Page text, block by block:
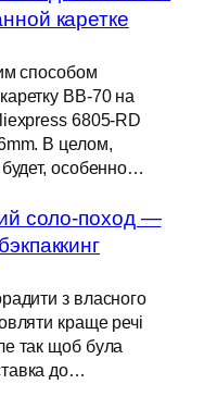
каретке
способом
BB-70 на
6805-RD
В целом,
особенно…
соло-поход —
з власного
краще речі
так щоб була
до…